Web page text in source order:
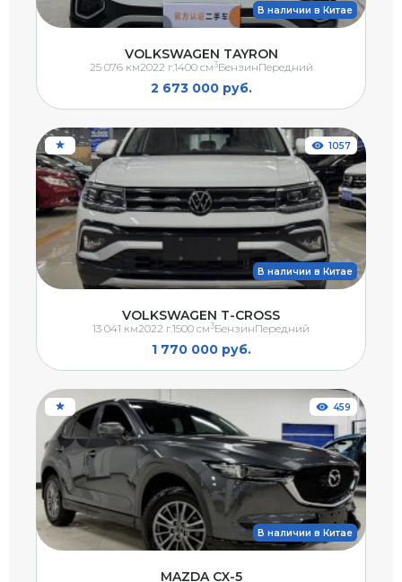
В наличии в Китае
VOLKSWAGEN TAYRON
2 673 000 руб.
25 076 км2022 г.1400 см3БензинПередний
В наличии в Китае
1057
VOLKSWAGEN T-CROSS
1 770 000 руб.
13 041 км2022 г.1500 см3БензинПередний
В наличии в Китае
459
MAZDA CX-5